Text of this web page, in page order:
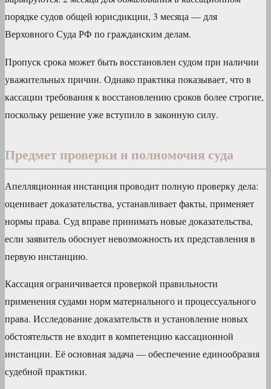
порядке судов общей юрисдикции, 3 месяца — для
Верховного Суда РФ по гражданским делам.
Пропуск срока может быть восстановлен судом при наличии
уважительных причин. Однако практика показывает, что в
кассации требования к восстановлению сроков более строгие,
поскольку решение уже вступило в законную силу.
Предмет проверки и полномочия суда
Апелляционная инстанция проводит полную проверку дела:
оценивает доказательства, устанавливает факты, применяет
нормы права. Суд вправе принимать новые доказательства,
если заявитель обоснует невозможность их представления в
первую инстанцию.
Кассация ограничивается проверкой правильности
применения судами норм материального и процессуального
права. Исследование доказательств и установление новых
обстоятельств не входит в компетенцию кассационной
инстанции. Её основная задача — обеспечение единообразия
судебной практики.